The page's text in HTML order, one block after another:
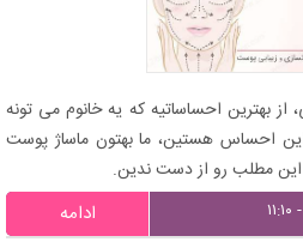
بهترین احساساتیه که یه خانوم می تونه
احساس هستین، ما بهتون ماساژ پوست
مطلب رو از دست ندین.
ادامه